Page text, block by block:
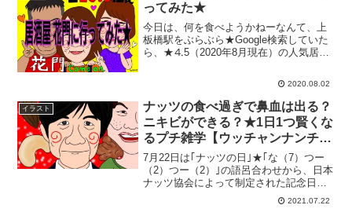
ってみた★
今日は、何を食べようかねーなんて、上
板橋駅をぶらぶら★Google検索していた
ら、★⒋5（2020年8月現在）の人気居酒
見たら…ん？デカ盛り？でも写真では大
きさわからず...
2020.08.02
イラスト
ナッツの食べ過ぎで鼻血は出る？
ニキビができる？★1日1つ賢くな
るプチ雑学【ウッチャンナンチャ
ンとナッツイラスト⠀】
7月22日は｢ナッツの日｣★｢な（7）つー
（2）つー（2）｣の語呂合わせから、日本
ナッツ協会によって制定された記念日で
す。ナッツと言えば、アーモンドやヘー
ゼルナッツ、ピスタチオなど、お酒のお
2021.07.22